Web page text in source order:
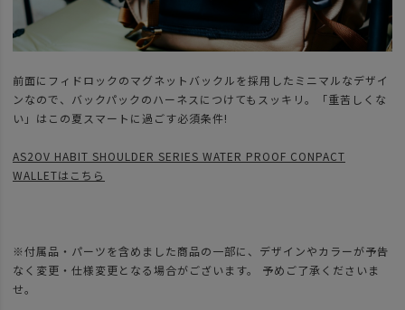
前面にフィドロックのマグネットバックルを採用したミニマルなデザイ
ンなので、バックパックのハーネスにつけてもスッキリ。「重苦しくな
い」はこの夏スマートに過ごす必須条件!
AS2OV HABIT SHOULDER SERIES WATER PROOF CONPACT
WALLETはこちら
※付属品・パーツを含めました商品の一部に、デザインやカラーが予告
なく変更・仕様変更となる場合がございます。 予めご了承くださいま
せ。